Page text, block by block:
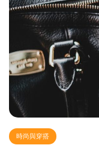
時尚與穿搭